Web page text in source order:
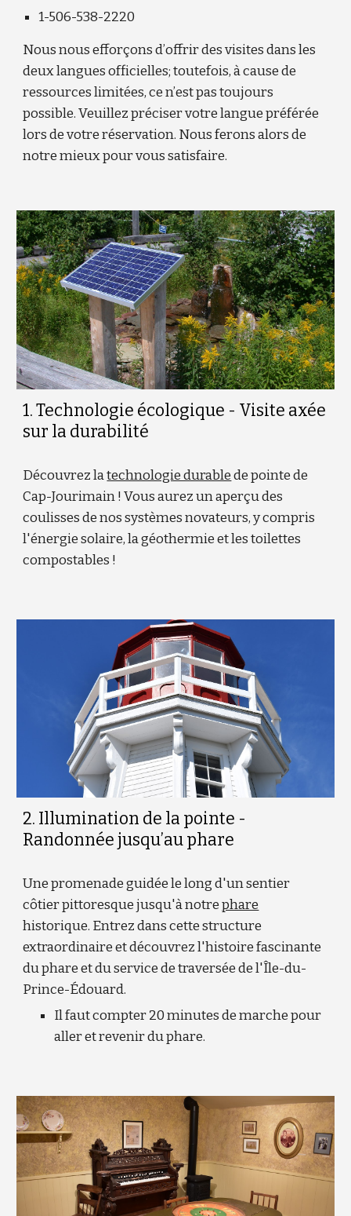
1-506-538-2220
Nous nous efforçons d’offrir des visites dans les
deux langues officielles; toutefois, à cause de
ressources limitées, ce n’est pas toujours
possible. Veuillez préciser votre langue préférée
lors de votre réservation. Nous ferons alors de
notre mieux pour vous satisfaire.
1. Technologie écologique - Visite axée
sur la durabilité
Découvrez latechnologie durablede pointe de
Cap-Jourimain ! Vous aurez un aperçu des
coulisses de nos systèmes novateurs, y compris
l'énergie solaire, la géothermie et les toilettes
compostables !
2. Illumination de la pointe -
Randonnée jusqu’au phare
Une promenade guidée le long d'un sentier
côtier pittoresque jusqu'à notrephare
historique. Entrez dans cette structure
extraordinaire et découvrez l'histoire fascinante
du phare et du service de traversée de l'Île-du-
Prince-Édouard.
Il faut compter 20 minutes de marche pour
aller et revenir du phare.